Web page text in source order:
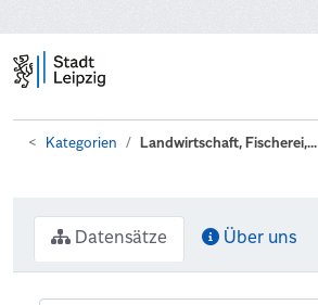
Kategorien Landwirtschaft, Fischerei,...
Datensätze Über uns